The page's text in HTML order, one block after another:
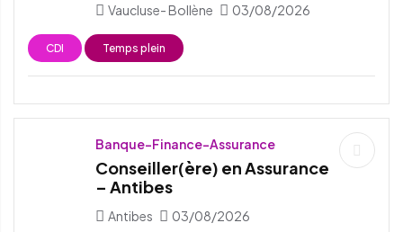
Vaucluse- Bollène 03/08/2026
CDI Temps plein
Banque-Finance-Assurance
Conseiller(ère) en Assurance
– Antibes
Antibes 03/08/2026